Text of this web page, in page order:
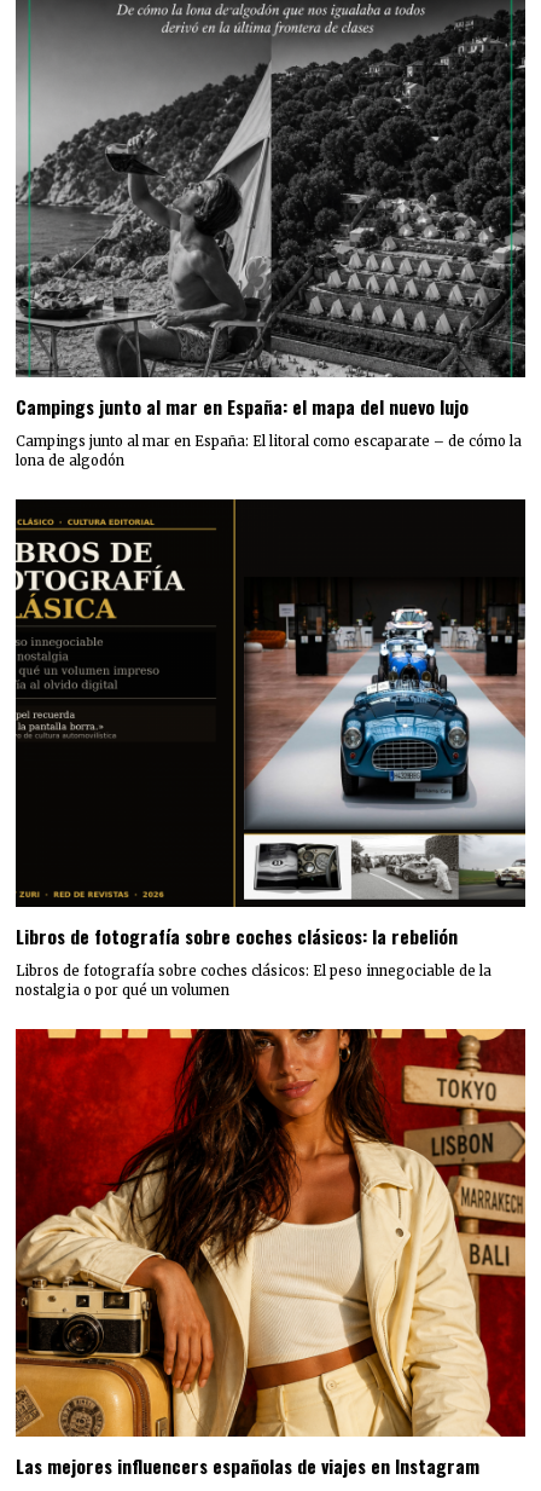
Campings junto al mar en España: el mapa del nuevo lujo
Campings junto al mar en España: El litoral como escaparate – de cómo la
lona de algodón
Libros de fotografía sobre coches clásicos: la rebelión
Libros de fotografía sobre coches clásicos: El peso innegociable de la
nostalgia o por qué un volumen
Las mejores influencers españolas de viajes en Instagram